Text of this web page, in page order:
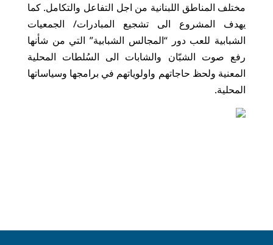
مختلف المناطق اللبنانية من اجل التفاعل والتكامل. كما
يهدف المشروع الى تشجيع المبادرات/ الجمعيات
الشبابية للعب دور “المجالس الشبابية” التي من شأنها
رفع صوت الشبّان والشابات الى السُلطات المحلية
المعنية ولحظ حاجاتهم واولوياتهم في برامجها وسياساتها
المحلية.